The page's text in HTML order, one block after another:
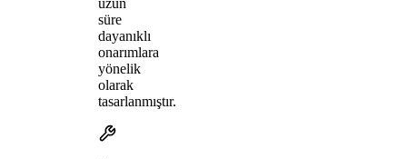
süre
dayanıklı
onarımlara
yönelik
olarak
tasarlanmıştır.